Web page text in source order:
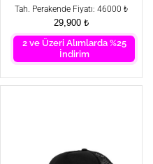
Tah. Perakende Fiyatı: 46000 ₺
29,900 ₺
2 ve Üzeri Alımlarda %25
İndirim